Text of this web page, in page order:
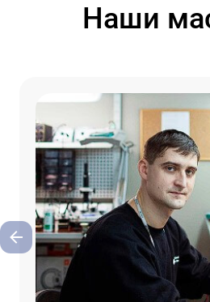
Наши